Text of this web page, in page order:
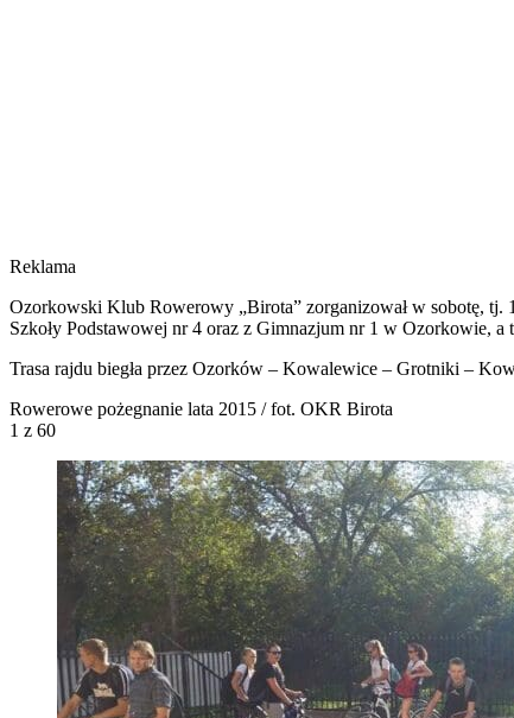
Reklama
Ozorkowski Klub Rowerowy „Birota” zorganizował w sobotę, tj.
Szkoły Podstawowej nr 4 oraz z Gimnazjum nr 1 w Ozorkowie, a
Trasa rajdu biegła przez Ozorków – Kowalewice – Grotniki –
Rowerowe pożegnanie lata 2015 / fot. OKR Birota
1 z 60